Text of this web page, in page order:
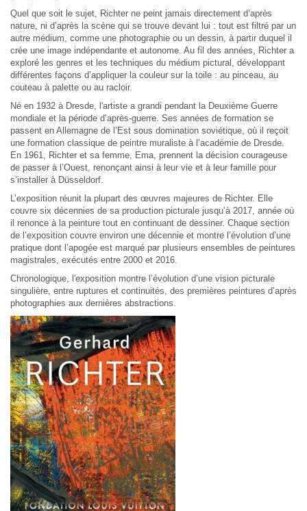
Quel que soit le sujet, Richter ne peint jamais directement d’après
nature, ni d’après la scène qui se trouve devant lui : tout est filtré par un
autre médium, comme une photographie ou un dessin, à partir duquel il
crée une image indépendante et autonome. Au fil des années, Richter a
exploré les genres et les techniques du médium pictural, développant
différentes façons d’appliquer la couleur sur la toile : au pinceau, au
couteau à palette ou au racloir.
Né en 1932 à Dresde, l'artiste a grandi pendant la Deuxième Guerre
mondiale et la période d’après-guerre. Ses années de formation se
passent en Allemagne de l’Est sous domination soviétique, où il reçoit
une formation classique de peintre muraliste à l’académie de Dresde.
En 1961, Richter et sa femme, Ema, prennent la décision courageuse
de passer à l’Ouest, renonçant ainsi à leur vie et à leur famille pour
s’installer à Düsseldorf.
L’exposition réunit la plupart des œuvres majeures de Richter. Elle
couvre six décennies de sa production picturale jusqu’à 2017, année où
il renonce à la peinture tout en continuant de dessiner. Chaque section
de l’exposition couvre environ une décennie et montre l’évolution d’une
pratique dont l’apogée est marqué par plusieurs ensembles de peintures
magistrales, exécutés entre 2000 et 2016.
Chronologique, l'exposition montre l’évolution d’une vision picturale
singulière, entre ruptures et continuités, des premières peintures d’après
photographies aux dernières abstractions.